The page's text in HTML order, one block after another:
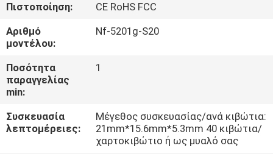
ΠΟΙΟΤΙΚΌΣ
ΈΛΕΓΧΟΣ
ΜΑΣ
ΣΕ
Πιστοποίηση:
CE RoHS FCC
Αριθμό
μοντέλου:
Nf-5201g-S20
Ποσότητα
παραγγελίας
min:
1
Συσκευασία
λεπτομέρειες:
Μέγεθος συσκευασίας/ανά κιβώτια:
21mm*15.6mm*5.3mm 40 κιβώτια/
χαρτοκιβώτιο ή ως μυαλό σας